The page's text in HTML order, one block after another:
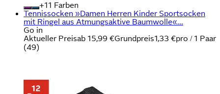
+
Farben
Tennissocken »Damen Herren Kinder Sportsocken
mit Ringel aus Atmungsaktive Baumwolle«...
Go in
Aktueller Preisab 15,99 €Grundpreis1,33 €pro / 1 Paar
(49)